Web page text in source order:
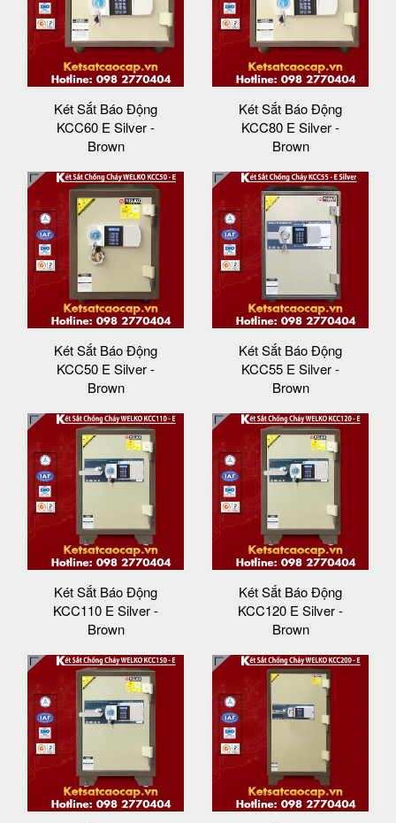
Két Sắt Báo Động
KCC60 E Silver -
Brown
Két Sắt Báo Động
KCC80 E Silver -
Brown
Két Sắt Báo Động
KCC50 E Silver -
Brown
Két Sắt Báo Động
KCC55 E Silver -
Brown
Két Sắt Báo Động
KCC110 E Silver -
Brown
Két Sắt Báo Động
KCC120 E Silver -
Brown